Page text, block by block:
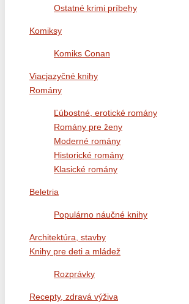
Ostatné krimi príbehy
Komiksy
Komiks Conan
Viacjazyčné knihy
Romány
Ľúbostné, erotické romány
Romány pre ženy
Moderné romány
Historické romány
Klasické romány
Beletria
Populárno náučné knihy
Architektúra, stavby
Knihy pre deti a mládež
Rozprávky
Recepty, zdravá výživa